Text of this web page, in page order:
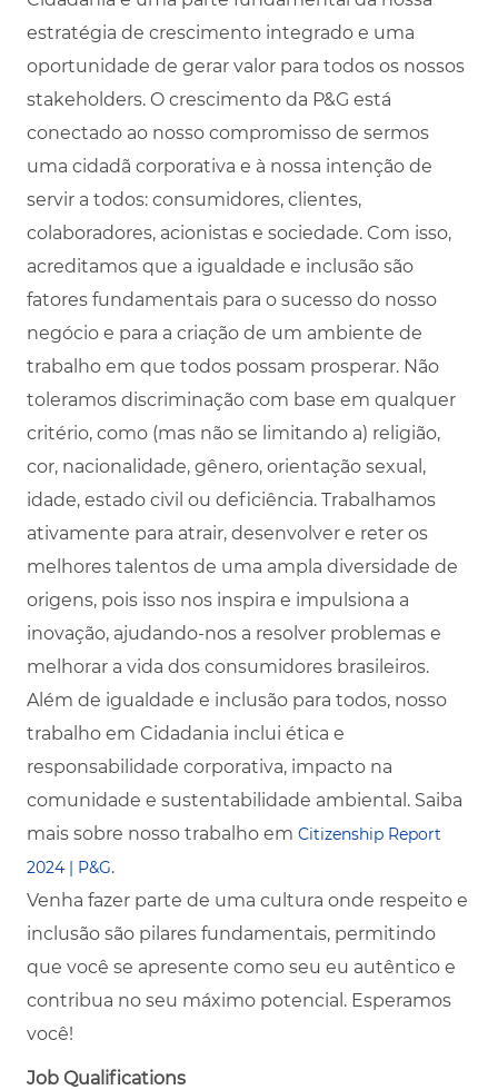
estratégia de crescimento integrado e uma
oportunidade de gerar valor para todos os nossos
stakeholders. O crescimento da P&G está
conectado ao nosso compromisso de sermos
uma cidadã corporativa e à nossa intenção de
servir a todos: consumidores, clientes,
colaboradores, acionistas e sociedade. Com isso,
acreditamos que a igualdade e inclusão são
fatores fundamentais para o sucesso do nosso
negócio e para a criação de um ambiente de
trabalho em que todos possam prosperar. Não
toleramos discriminação com base em qualquer
critério, como (mas não se limitando a) religião,
cor, nacionalidade, gênero, orientação sexual,
idade, estado civil ou deficiência. Trabalhamos
ativamente para atrair, desenvolver e reter os
melhores talentos de uma ampla diversidade de
origens, pois isso nos inspira e impulsiona a
inovação, ajudando-nos a resolver problemas e
melhorar a vida dos consumidores brasileiros.
Além de igualdade e inclusão para todos, nosso
trabalho em Cidadania inclui ética e
responsabilidade corporativa, impacto na
comunidade e sustentabilidade ambiental. Saiba
mais sobre nosso trabalho em Citizenship Report
2024 | P&G.
Venha fazer parte de uma cultura onde respeito e
inclusão são pilares fundamentais, permitindo
que você se apresente como seu eu autêntico e
contribua no seu máximo potencial. Esperamos
você!
Job Qualifications